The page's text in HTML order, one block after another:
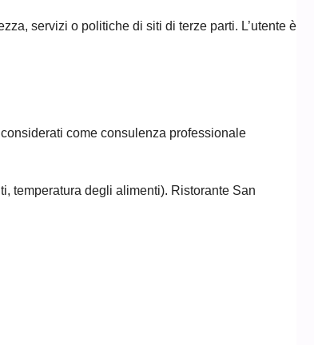
servizi o politiche di siti di terze parti. L’utente è
come consulenza professionale
temperatura degli alimenti). Ristorante San